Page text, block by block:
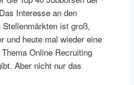
Interesse an den
Stellenmärkten ist groß,
und heute mal wieder eine
Online Recruiting
Aber nicht nur das